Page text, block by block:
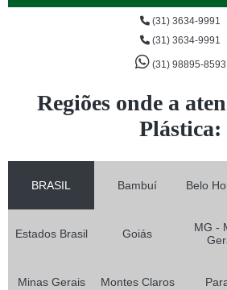
(31) 3634-9991
(31) 3634-9991
(31) 98895-8593
Regiões onde a
Plástica:
BRASIL Bambuí Belo
Estados Brasil Goiás
MG -
Minas Gerais Montes Claros